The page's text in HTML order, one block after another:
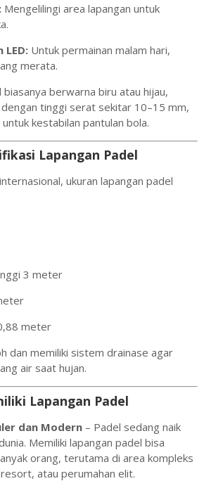
Mengelilingi area lapangan untuk
LED:Untuk permainan malam hari,
merata.
berwarna biru atau hijau,
tinggi serat sekitar 10–15 mm,
kestabilan pantulan bola.
Lapangan Padel
ukuran lapangan padel
3 meter
meter
dan memiliki sistem drainase agar
air saat hujan.
Lapangan Padel
dan Modern– Padel sedang naik
Memiliki lapangan padel bisa
orang, terutama di area kompleks
atau perumahan elit.